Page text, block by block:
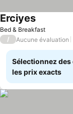
Bed & Breakfast
ErciyesConsulter
/ Aucune évaluation
Sélectionnez
les prix exacts